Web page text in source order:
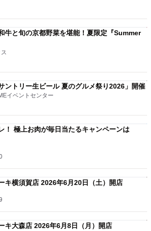
牛と旬の京都野菜を堪能！夏限定『Summer
ントリー生ビール 夏のグルメ祭り2026」開催
イベントセンター
！ 極上お肉が毎日当たるキャンペーンは
キ横須賀店 2026年6月20日（土）開店
キ大森店 2026年6月8日（月）開店